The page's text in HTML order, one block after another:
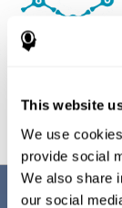
This website
We use
provide social
We also share
our social